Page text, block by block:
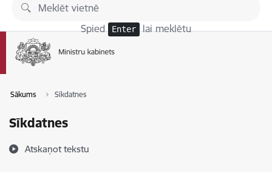
Pāriet uz lapas saturu
Spied Enter lai meklētu
Sākums Sīkdatnes
Sīkdatnes
Atskaņot tekstu